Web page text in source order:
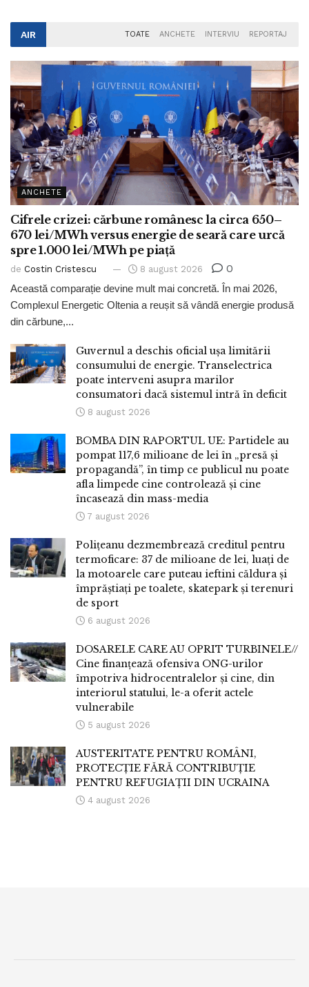
AIR TOATE ANCHETE INTERVIU REPORTAJ
ANCHETE
Cifrele crizei: cărbune românesc la circa 650–
670 lei/MWh versus energie de seară care urcă
spre 1.000 lei/MWh pe piață
de Costin Cristescu 8 august 2026 0
Această comparație devine mult mai concretă. În mai 2026,
Complexul Energetic Oltenia a reușit să vândă energie produsă
din cărbune,...
Guvernul a deschis oficial ușa limitării
consumului de energie. Transelectrica
poate interveni asupra marilor
consumatori dacă sistemul intră în deficit
8 august 2026
BOMBA DIN RAPORTUL UE: Partidele au
pompat 117,6 milioane de lei în „presă și
propagandă”, în timp ce publicul nu poate
afla limpede cine controlează și cine
încasează din mass-media
7 august 2026
Polițeanu dezmembrează creditul pentru
termoficare: 37 de milioane de lei, luați de
la motoarele care puteau ieftini căldura și
împrăștiați pe toalete, skatepark și terenuri
de sport
6 august 2026
DOSARELE CARE AU OPRIT TURBINELE//
Cine finanțează ofensiva ONG-urilor
împotriva hidrocentralelor și cine, din
interiorul statului, le-a oferit actele
vulnerabile
5 august 2026
AUSTERITATE PENTRU ROMÂNI,
PROTECȚIE FĂRĂ CONTRIBUȚIE
PENTRU REFUGIAȚII DIN UCRAINA
4 august 2026